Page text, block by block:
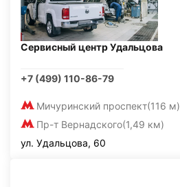
Сервисный центр Удальцова
+7 (499) 110-86-79
Мичуринский проспект(116 м)
Пр-т Вернадского(1,49 км)
ул. Удальцова, 60